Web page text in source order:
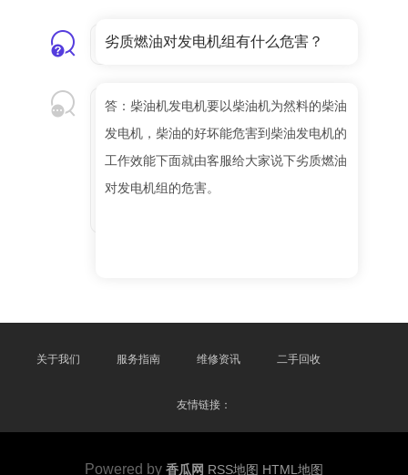
劣质燃油对发电机组有什么危害？
答：柴油机发电机要以柴油机为然料的柴油
发电机，柴油的好坏能危害到柴油发电机的
工作效能下面就由客服给大家说下劣质燃油
对发电机组的危害。
关于我们 服务指南 维修资讯 二手回收
友情链接：
Powered by 香瓜网 RSS地图 HTML地图